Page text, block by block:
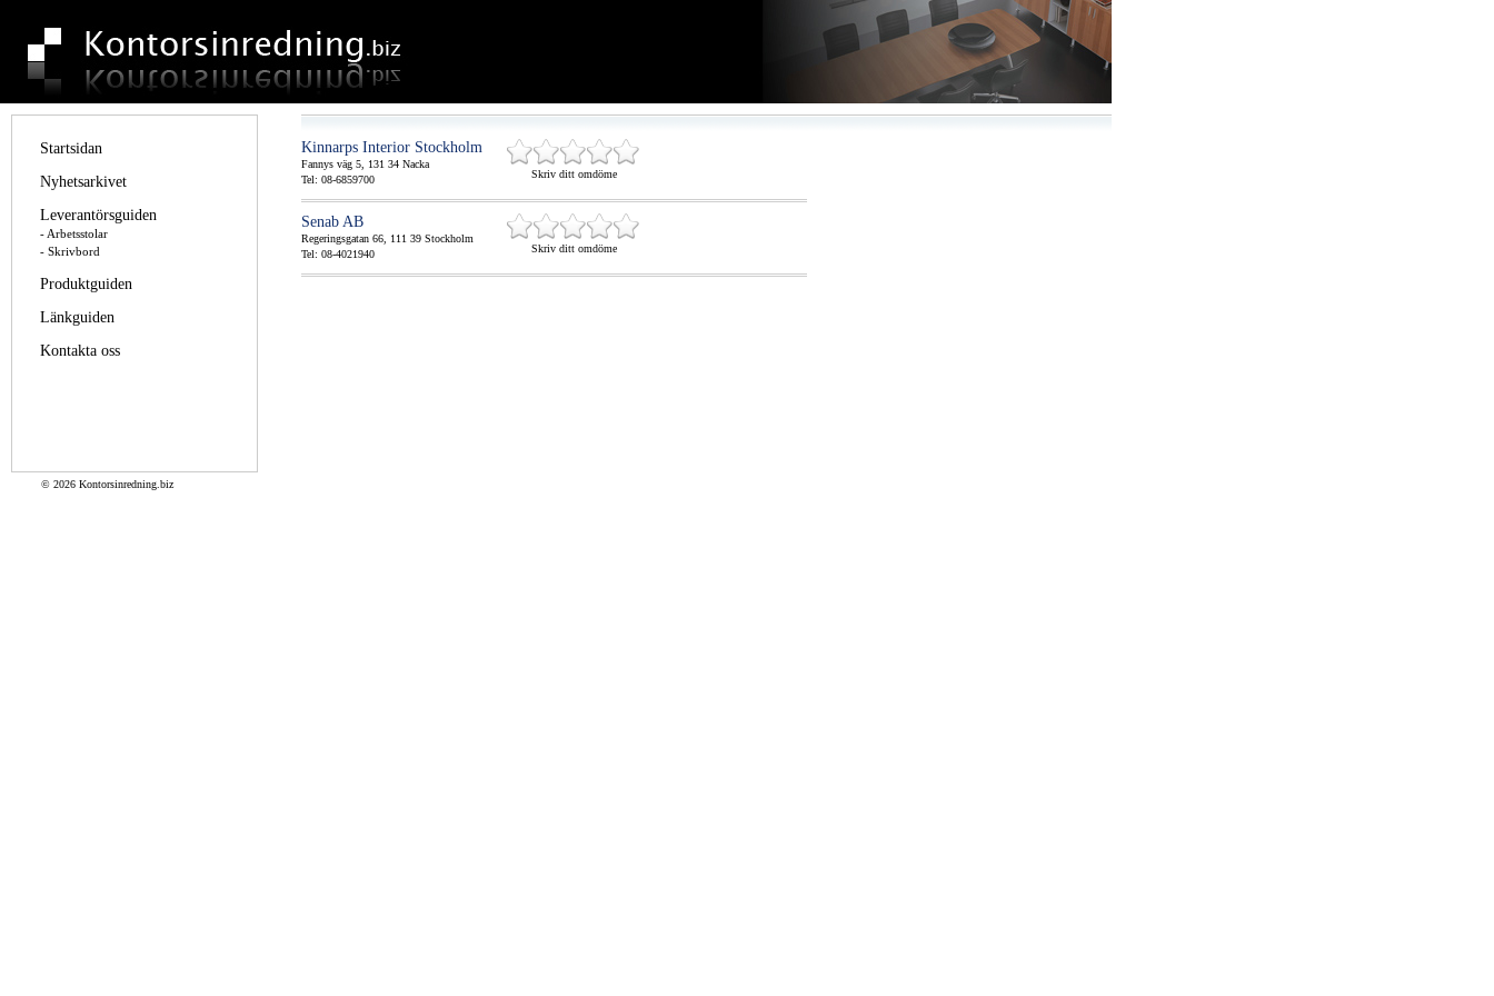
Startsidan
Nyhetsarkivet
Leverantörsguiden
- Arbetsstolar
- Skrivbord
Produktguiden
Länkguiden
Kontakta oss
© 2026 Kontorsinredning.biz
Kinnarps Interior Stockholm
Fannys väg 5, 131 34 Nacka
Tel: 08-6859700
Skriv ditt omdöme
Senab AB
Regeringsgatan 66, 111 39 Stockholm
Tel: 08-4021940
Skriv ditt omdöme